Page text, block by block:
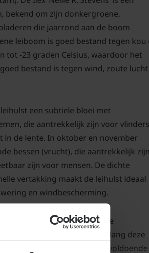
bekend om zijn donkergroene,
die jaarrond aan de boom
leiboom is goed bestand tegen kou
tot -23 graden Celsius, waardoor het
bestand is tegen wind, zoute lucht
een subtiele bloei met
die aantrekkelijk zijn voor vlinders
in de lente. In oktober en november
bessen (vrucht), die aantrekkelijk zijn
zijn voor mensen. De dichte
vertakking maakt de leihulst ideaal
en windbescherming.
stelt weinig eisen aan de
vrijwel elke bodem goed, zolang deze
houdt van een plek met voldoende